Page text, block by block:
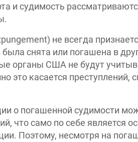
и судимость
не всегда
снята или погашена в
органы США не будут
это касается преступлений,
о погашенной судимости
что само по себе является
Поэтому, несмотря на